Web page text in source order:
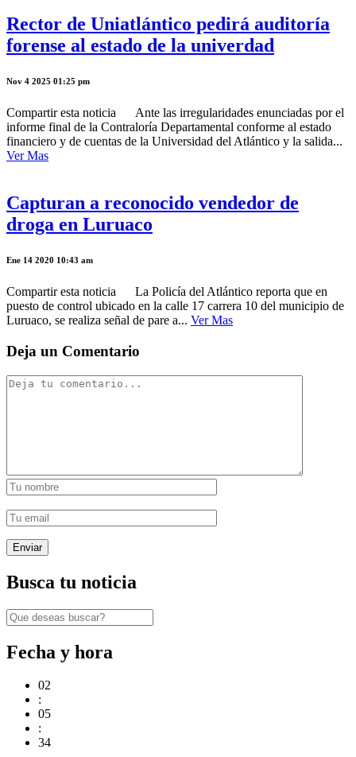
Rector de Uniatlántico pedirá auditoría
forense al estado de la univerdad
Nov 4 2025 01:25 pm
Compartir esta noticia Ante las irregularidades enunciadas por el
informe final de la Contraloría Departamental conforme al estado
financiero y de cuentas de la Universidad del Atlántico y la salida...
Ver Mas
Capturan a reconocido vendedor de
droga en Luruaco
Ene 14 2020 10:43 am
Compartir esta noticia La Policía del Atlántico reporta que en
puesto de control ubicado en la calle 17 carrera 10 del municipio de
Luruaco, se realiza señal de pare a... Ver Mas
Deja un Comentario
Busca tu noticia
Fecha y hora
02
:
05
:
34